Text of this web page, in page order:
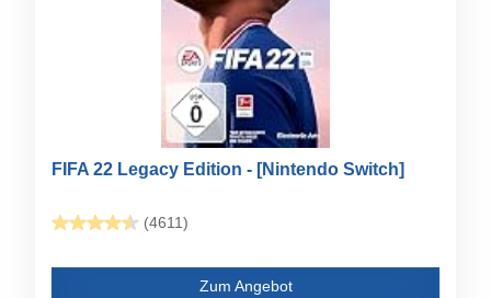
FIFA 22 Legacy Edition - [Nintendo Switch]
(4611)
Zum Angebot